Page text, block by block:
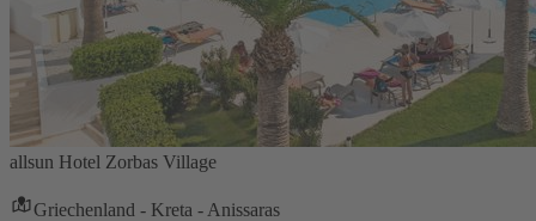
allsun Hotel Zorbas Village
Griechenland - Kreta - Anissaras